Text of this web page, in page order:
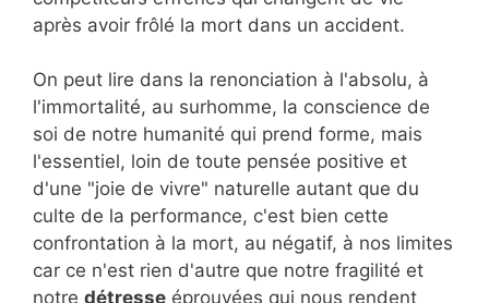
après avoir frôlé la mort dans un accident.
On peut lire dans la renonciation à l'absolu, à
l'immortalité, au surhomme, la conscience de
soi de notre humanité qui prend forme, mais
l'essentiel, loin de toute pensée positive et
d'une "joie de vivre" naturelle autant que du
culte de la performance, c'est bien cette
confrontation à la mort, au négatif, à nos limites
car ce n'est rien d'autre que notre fragilité et
notre détresse éprouvées qui nous rendent